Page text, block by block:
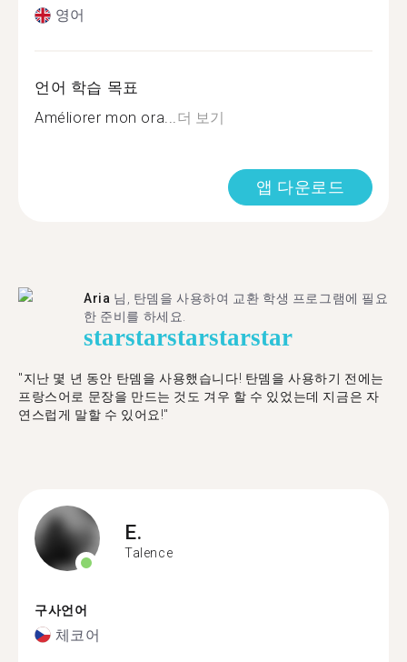
영어
언어 학습 목표
Améliorer mon ora...더 보기
앱 다운로드
Aria 님, 탄뎀을 사용하여 교환 학생 프로그램에 필요
한 준비를 하세요.
starstarstarstarstar
"​​지난 몇 년 동안 탄뎀을 사용했습니다! 탄뎀을 사용하기 전에는
프랑스어로 문장을 만드는 것도 겨우 할 수 있었는데 지금은 자
연스럽게 말할 수 있어요!"
E.
Talence
구사언어
체코어